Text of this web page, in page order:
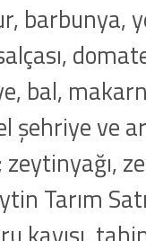
barbunya,
bal,
şehriye ve
Tarım